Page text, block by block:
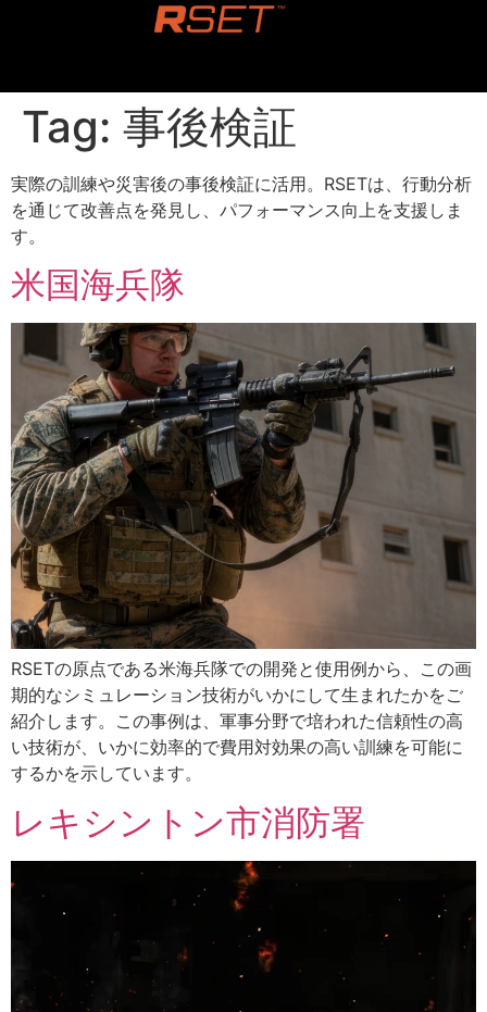
Tag: 事後検証
実際の訓練や災害後の事後検証に活用。RSETは、行動分析
を通じて改善点を発見し、パフォーマンス向上を支援しま
す。
米国海兵隊
RSETの原点である米海兵隊での開発と使用例から、この画
期的なシミュレーション技術がいかにして生まれたかをご
紹介します。この事例は、軍事分野で培われた信頼性の高
い技術が、いかに効率的で費用対効果の高い訓練を可能に
するかを示しています。
レキシントン市消防署